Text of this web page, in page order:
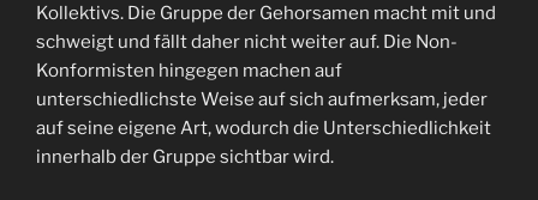
Kollektivs. Die Gruppe der Gehorsamen macht mit und
schweigt und fällt daher nicht weiter auf. Die Non-
Konformisten hingegen machen auf
unterschiedlichste Weise auf sich aufmerksam, jeder
auf seine eigene Art, wodurch die Unterschiedlichkeit
innerhalb der Gruppe sichtbar wird.